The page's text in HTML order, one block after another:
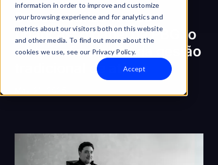
information in order to improve and customize
your browsing experience and for analytics and
metrics about our visitors both on this website
and other media. To find out more about the
cookies we use, see our Privacy Policy.
Accept
Descentralizando as
finanças: o papel da PBG.io
na transformação da gestão
tradicional de ativos